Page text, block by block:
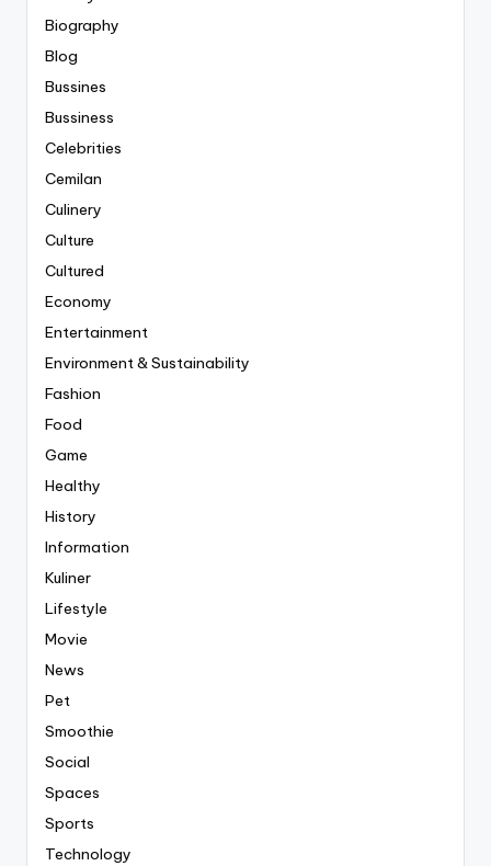
Biography
Blog
Bussines
Bussiness
Celebrities
Cemilan
Culinery
Culture
Cultured
Economy
Entertainment
Environment & Sustainability
Fashion
Food
Game
Healthy
History
Information
Kuliner
Lifestyle
Movie
News
Pet
Smoothie
Social
Spaces
Sports
Technology